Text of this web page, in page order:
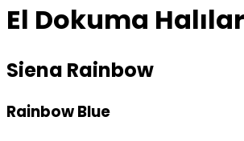
El Dokuma Halılar
Siena Rainbow
Rainbow Blue